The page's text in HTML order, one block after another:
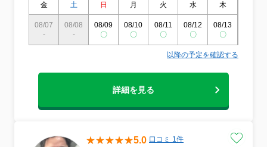
金 土 日 月 火 水 木
08/07
-
08/08
-
08/09
〇
08/10
〇
08/11
〇
08/12
〇
08/13
〇
以降の予定を確認する
詳細を見る
5.0 口コミ 1件